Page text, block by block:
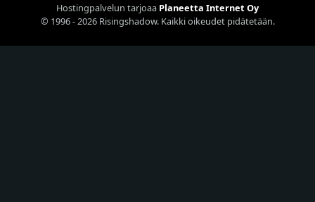
Hostingpalvelun tarjoaa Planeetta Internet Oy
© 1996 - 2026 Risingshadow. Kaikki oikeudet pidätetään.